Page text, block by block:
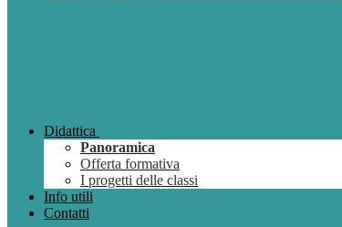
Didattica
Panoramica
Offerta formativa
I progetti delle classi
Info utili
Contatti